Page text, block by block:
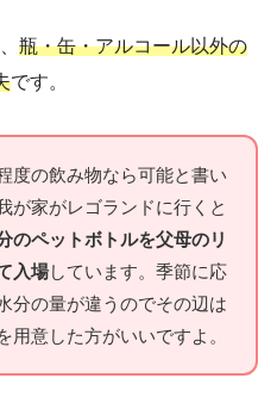
瓶・缶・アルコール以外の
です。
度の飲み物なら可能と書い
が家がレゴランドに行くと
のペットボトルを父母のリ
入場しています。季節に応
分の量が違うのでその辺は
用意した方がいいですよ。